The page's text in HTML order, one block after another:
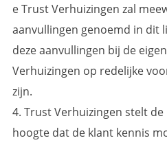
e Trust Verhuizingen zal
aanvullingen genoemd in dit
deze aanvullingen bij de
Verhuizingen op redelijke
zijn.
4. Trust Verhuizingen stelt
hoogte dat de klant kennis